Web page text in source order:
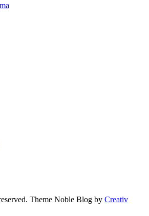
Theme Noble Blog by Creativ